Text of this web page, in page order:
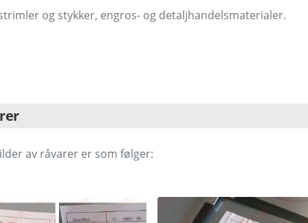
og stykker, engros- og detaljhandelsmaterialer.
av råvarer er som følger: